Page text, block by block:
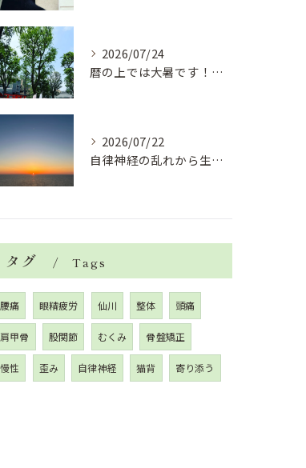
2026/07/24
暦の上では大暑です！腰痛や肩こりから来る頭痛
2026/07/22
自律神経の乱れから生活習慣病、血液循環の滞り
タグ Tags
腰痛 眼精疲労 仙川 整体 頭痛
肩甲骨 股関節 むくみ 骨盤矯正
慢性 歪み 自律神経 猫背 寄り添う